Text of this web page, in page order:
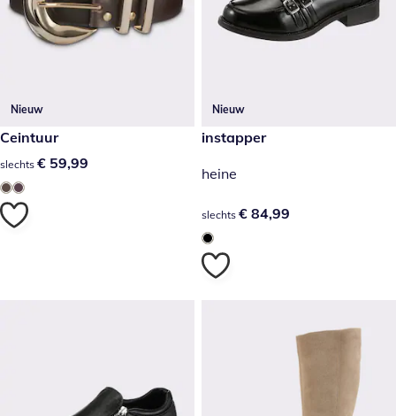
Nieuw
€ 59,99
Ceintuur
€ 59,99
slechts € 59,99
Nieuw
€ 84,99
instapper
heine
€ 84,99
slechts € 84,99